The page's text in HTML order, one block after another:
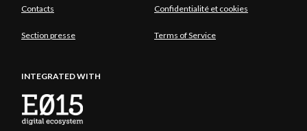
Contacts Confidentialité et cookies
Section presse Terms of Service
INTEGRATED WITH